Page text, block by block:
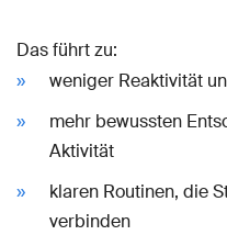
Das führt zu:
weniger Reaktivität
mehr bewussten
Aktivität
klaren Routinen, die
verbinden